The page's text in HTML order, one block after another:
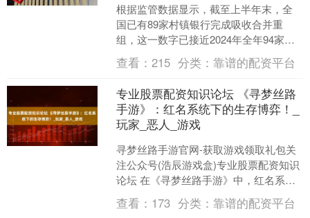
根据监管数据显示，截至上半年末，全
国已有89家村镇银行完成吸收合并重
组，这一数字已接近2024年全年94家的
总量，而2023年仅11家的水平。截至
2025年5月....
查看：215 分类：靠谱的配资平台
专业股票配资知识论坛 《寻梦丝路
手游》：红名系统下的生存博弈！_
玩家_恶人_游戏
寻梦丝路手游官网-获取游戏领取礼包关
注公众号(浩辰游戏盒)专业股票配资知识
论坛 在《寻梦丝路手游》中，红名系统
通过恶人值机制约束玩家行为，高恶人
值会导致经验损失....
查看： 173 分类：靠谱的配资平台